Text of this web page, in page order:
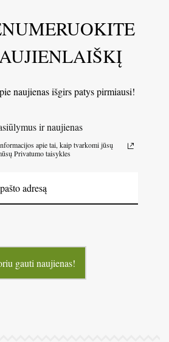
naujienas išgirs patys pirmiausi!
ir naujienas
apie tai, kaip tvarkomi jūsų
Privatumo taisykles
gauti naujienas!